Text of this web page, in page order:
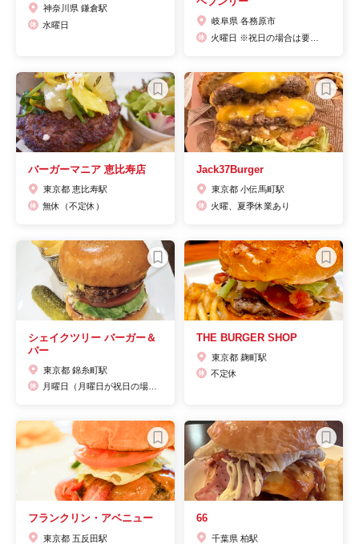
神奈川県 鎌倉駅
水曜日
岐阜県 各務原市
バーガーマニア 恵比寿店
東京都 恵比寿駅
無休（不定休）
Jack37Burger
東京都 小伝馬町駅
火曜、夏季休業あり
シェイクツリー バーガー＆
バー
東京都 錦糸町駅
THE BURGER SHOP
東京都 麹町駅
不定休
フランクリン・アベニュー
東京都 五反田駅
66
千葉県 柏駅